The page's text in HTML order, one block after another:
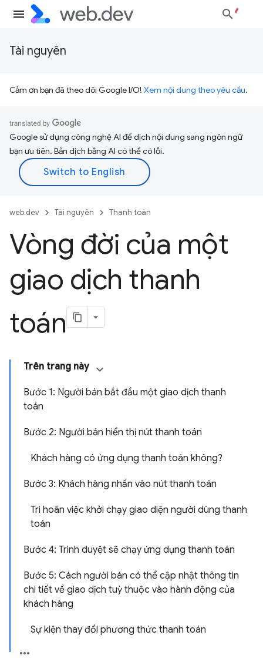
Tài nguyên
Cảm ơn bạn đã theo dõi Google I/O! Xem nội dung theo yêu cầu.
Google sử dụng công nghệ AI để dịch nội dung sang ngôn ngữ
bạn ưu tiên. Bản dịch bằng AI có thể có lỗi.
web.dev Tài nguyên Thanh toán
Vòng đời của một
giao dịch thanh
toán
Trên trang này
Bước 1: Người bán bắt đầu một giao dịch thanh
toán
Bước 2: Người bán hiển thị nút thanh toán
Khách hàng có ứng dụng thanh toán không?
Bước 3: Khách hàng nhấn vào nút thanh toán
Trì hoãn việc khởi chạy giao diện người dùng thanh
toán
Bước 4: Trình duyệt sẽ chạy ứng dụng thanh toán
Bước 5: Cách người bán có thể cập nhật thông tin
chi tiết về giao dịch tuỳ thuộc vào hành động của
khách hàng
Sự kiện thay đổi phương thức thanh toán